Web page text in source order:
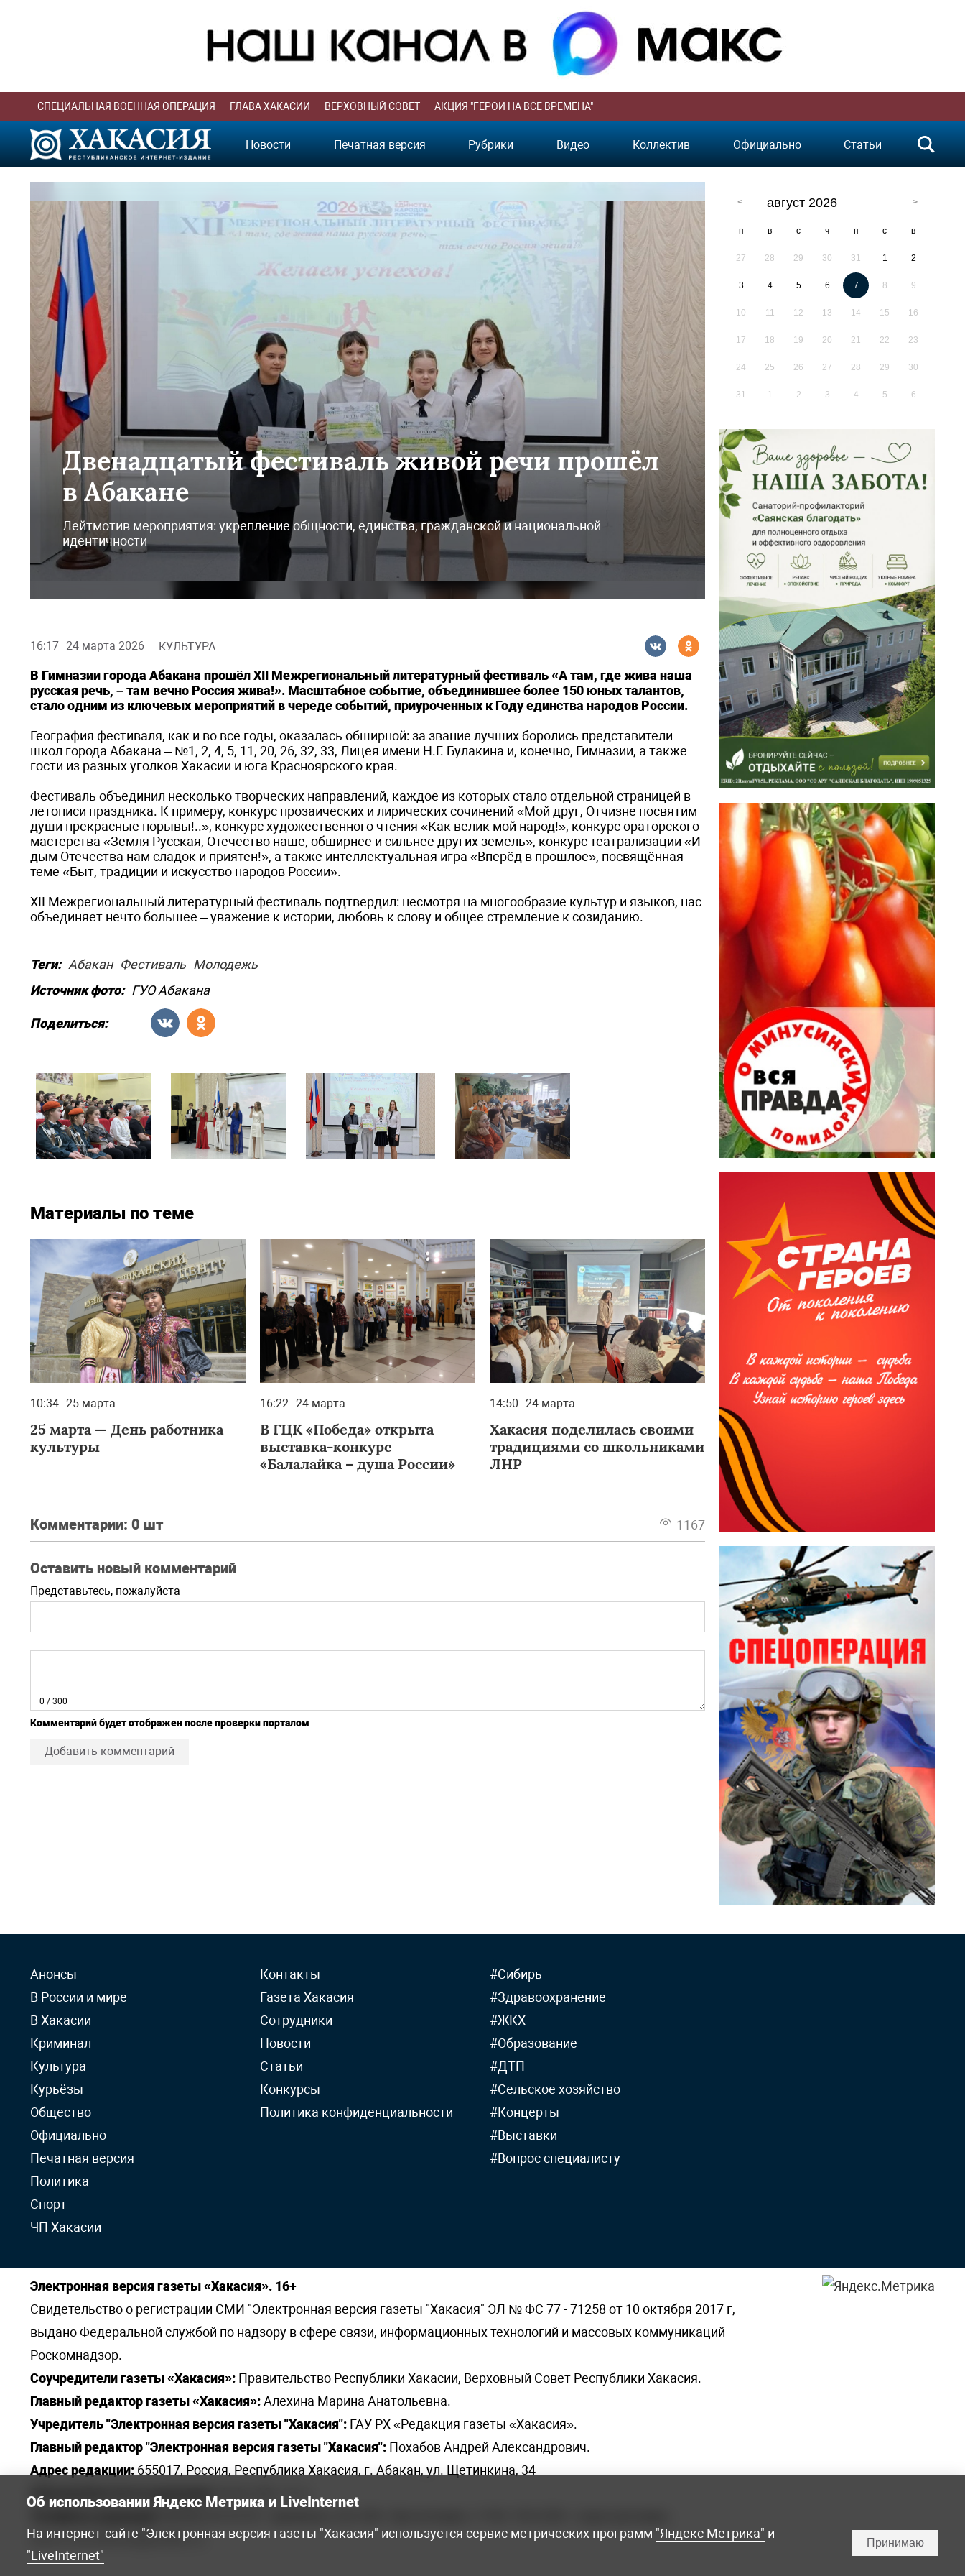
СПЕЦИАЛЬНАЯ ВОЕННАЯ ОПЕРАЦИЯ ГЛАВА ХАКАСИИ ВЕРХОВНЫЙ СОВЕТ АКЦИЯ "ГЕРОИ НА ВСЕ ВРЕМЕНА"
Новости Печатная версия Рубрики Видео Коллектив Официально Статьи
Двенадцатый фестиваль живой речи прошёл
в Абакане
Лейтмотив мероприятия: укрепление общности, единства, гражданской и национальной
идентичности
16:17 24 марта 2026 КУЛЬТУРА
В Гимназии города Абакана прошёл XII Межрегиональный литературный фестиваль «А там, где жива наша
русская речь, – там вечно Россия жива!». Масштабное событие, объединившее более 150 юных талантов,
стало одним из ключевых мероприятий в череде событий, приуроченных к Году единства народов России.
География фестиваля, как и во все годы, оказалась обширной: за звание лучших боролись представители
школ города Абакана – №1, 2, 4, 5, 11, 20, 26, 32, 33, Лицея имени Н.Г. Булакина и, конечно, Гимназии, а также
гости из разных уголков Хакасии и юга Красноярского края.
Фестиваль объединил несколько творческих направлений, каждое из которых стало отдельной страницей в
летописи праздника. К примеру, конкурс прозаических и лирических сочинений «Мой друг, Отчизне посвятим
души прекрасные порывы!..», конкурс художественного чтения «Как велик мой народ!», конкурс ораторского
мастерства «Земля Русская, Отечество наше, обширнее и сильнее других земель», конкурс театрализации «И
дым Отечества нам сладок и приятен!», а также интеллектуальная игра «Вперёд в прошлое», посвящённая
теме «Быт, традиции и искусство народов России».
XII Межрегиональный литературный фестиваль подтвердил: несмотря на многообразие культур и языков, нас
объединяет нечто большее – уважение к истории, любовь к слову и общее стремление к созиданию.
Теги: Абакан Фестиваль Молодежь
Источник фото: ГУО Абакана
Поделиться:
Материалы по теме
10:34 25 марта
25 марта — День работника
культуры
16:22 24 марта
В ГЦК «Победа» открыта
выставка-конкурс
«Балалайка – душа России»
14:50 24 марта
Хакасия поделилась своими
традициями со школьниками
ЛНР
Комментарии: 0 шт 1167
Оставить новый комментарий
Представьтесь, пожалуйста
0 / 300
Комментарий будет отображен после проверки порталом
Добавить комментарий
август 2026
п в с ч п с в
27 28 29 30 31 1 2
3 4 5 6 7 8 9
10 11 12 13 14 15 16
17 18 19 20 21 22 23
24 25 26 27 28 29 30
31 1 2 3 4 5 6
Анонсы
В России и мире
В Хакасии
Криминал
Культура
Курьёзы
Общество
Официально
Печатная версия
Политика
Спорт
ЧП Хакасии
Контакты
Газета Хакасия
Сотрудники
Новости
Статьи
Конкурсы
Политика конфиденциальности
#Сибирь
#Здравоохранение
#ЖКХ
#Образование
#ДТП
#Сельское хозяйство
#Концерты
#Выставки
#Вопрос специалисту
Электронная версия газеты «Хакасия». 16+
Свидетельство о регистрации СМИ "Электронная версия газеты "Хакасия" ЭЛ № ФС 77 - 71258 от 10 октября 2017 г,
выдано Федеральной службой по надзору в сфере связи, информационных технологий и массовых коммуникаций
Роскомнадзор.
Соучредители газеты «Хакасия»: Правительство Республики Хакасии, Верховный Совет Республики Хакасия.
Главный редактор газеты «Хакасия»:Алехина Марина Анатольевна.
Учредитель "Электронная версия газеты "Хакасия": ГАУ РХ «Редакция газеты «Хакасия».
Главный редактор "Электронная версия газеты "Хакасия": Похабов Андрей Александрович.
Адрес редакции: 655017, Россия, Республика Хакасия, г. Абакан, ул. Щетинкина, 34
Электронная почта редакции: khakred@r-19.ru
elena.s.korotkowa@yandex.ru.
Об использовании Яндекс Метрика и LiveInternet
На интернет-сайте "Электронная версия газеты "Хакасия" используется сервис метрических программ "Яндекс Метрика" и
"LiveInternet"
Принимаю